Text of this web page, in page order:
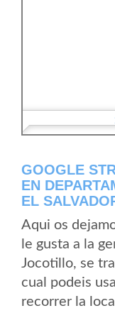
GOOGLE
EN
EL
Aqui os
le gusta a la
Jocotillo, se
cual podeis
recorrer la